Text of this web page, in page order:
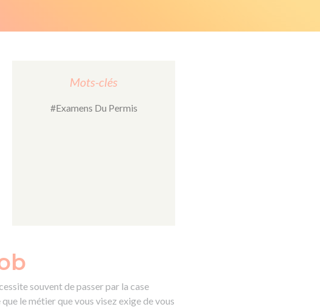
Mots-clés
#Examens Du Permis
souvent de passer par la case
le métier que vous visez exige de vous